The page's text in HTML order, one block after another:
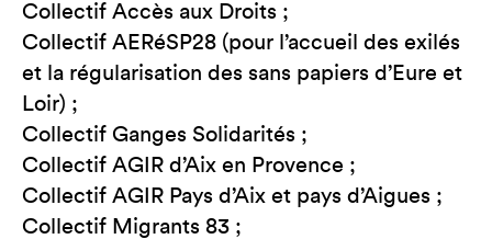
Collectif Accès aux Droits ;
Collectif AERéSP28 (pour l’accueil des exilés
et la régularisation des sans papiers d’Eure et
Loir) ;
Collectif Ganges Solidarités ;
Collectif AGIR d’Aix en Provence ;
Collectif AGIR Pays d’Aix et pays d’Aigues ;
Collectif Migrants 83 ;